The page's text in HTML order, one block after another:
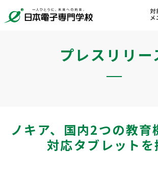
対
メ
プレスリリー
ノキア、国内2つの教育
対応タブレットを